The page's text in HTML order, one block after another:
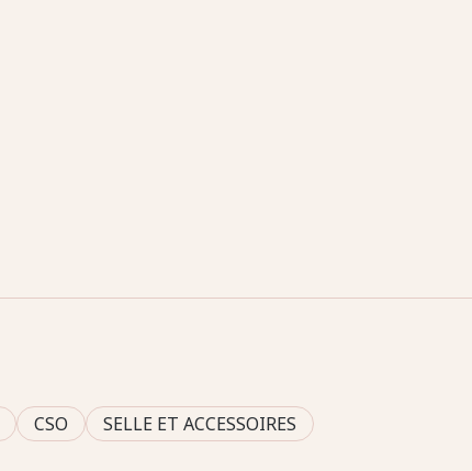
CSO
SELLE ET ACCESSOIRES